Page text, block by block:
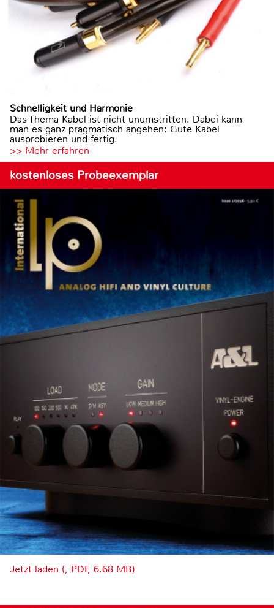
Schnelligkeit und Harmonie
Das Thema Kabel ist nicht unumstritten. Dabei kann
man es ganz pragmatisch angehen: Gute Kabel
ausprobieren und fertig.
>> Mehr erfahren
kostenloses Probeexemplar
Jetzt laden (, PDF, 6.68 MB)